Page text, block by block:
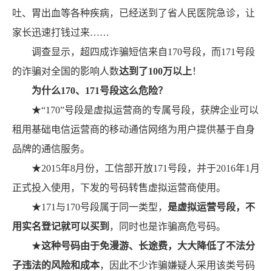
吐、胃出血等各种疾病，已经送到了省人民医院急诊，让
家长迅速打钱过来……
调查显示，超四成诈骗短信来自170号段，而171号段
的诈骗对全国的影响人数达到了100万以上 ！
为什么170、 171号段这么危险？
★“170”号段是虚拟运营商的专属号段，获牌企业可以
租用基础电信运营商的移动通信网络为用户提供基于自身
品牌的通信服务。
★2015年8月份，工信部开放171号段，并于2016年1月
正式投入使用，下发的号码转售虚拟运营商使用。
★171与170号段属于同一类型， 是虚拟运营号段，不
用实名登记就可以买到 ，同时也是诈骗高危号码。
★这种号码由于免漫游、长途费，大大降低了不法分
子违法的风险和成本，因此不少诈骗嫌疑人采用该类号码